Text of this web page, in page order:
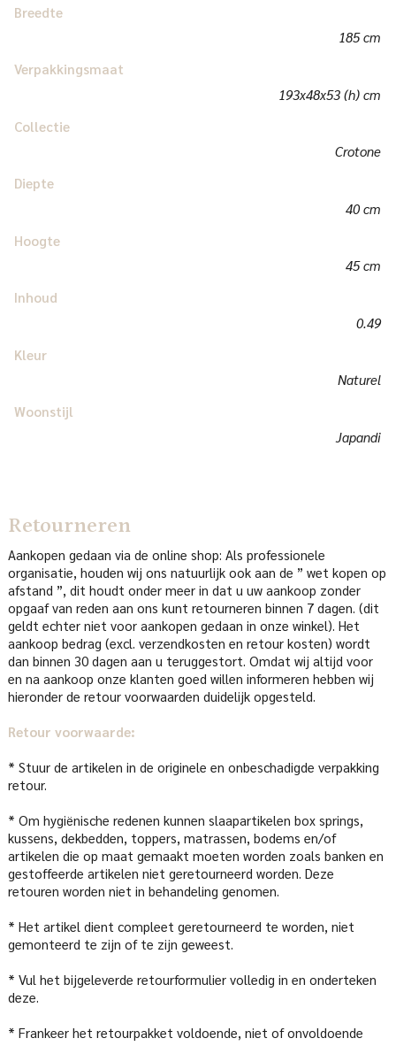
Breedte
185 cm
Verpakkingsmaat
193x48x53 (h) cm
Collectie
Crotone
Diepte
40 cm
Hoogte
45 cm
Inhoud
0.49
Kleur
Naturel
Woonstijl
Japandi
Retourneren
Aankopen gedaan via de online shop: Als professionele
organisatie, houden wij ons natuurlijk ook aan de ” wet kopen op
afstand ”, dit houdt onder meer in dat u uw aankoop zonder
opgaaf van reden aan ons kunt retourneren binnen 7 dagen. (dit
geldt echter niet voor aankopen gedaan in onze winkel). Het
aankoop bedrag (excl. verzendkosten en retour kosten) wordt
dan binnen 30 dagen aan u teruggestort. Omdat wij altijd voor
en na aankoop onze klanten goed willen informeren hebben wij
hieronder de retour voorwaarden duidelijk opgesteld.
Retour voorwaarde:
* Stuur de artikelen in de originele en onbeschadigde verpakking
retour.
* Om hygiënische redenen kunnen slaapartikelen box springs,
kussens, dekbedden, toppers, matrassen, bodems en/of
artikelen die op maat gemaakt moeten worden zoals banken en
gestoffeerde artikelen niet geretourneerd worden. Deze
retouren worden niet in behandeling genomen.
* Het artikel dient compleet geretourneerd te worden, niet
gemonteerd te zijn of te zijn geweest.
* Vul het bijgeleverde retourformulier volledig in en onderteken
deze.
* Frankeer het retourpakket voldoende, niet of onvoldoende